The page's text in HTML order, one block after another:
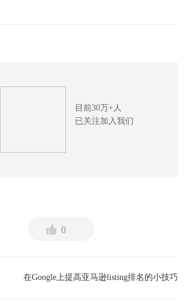
目前30万+人
已关注加入我们
0
在Google上提高亚马逊listing排名的小技巧